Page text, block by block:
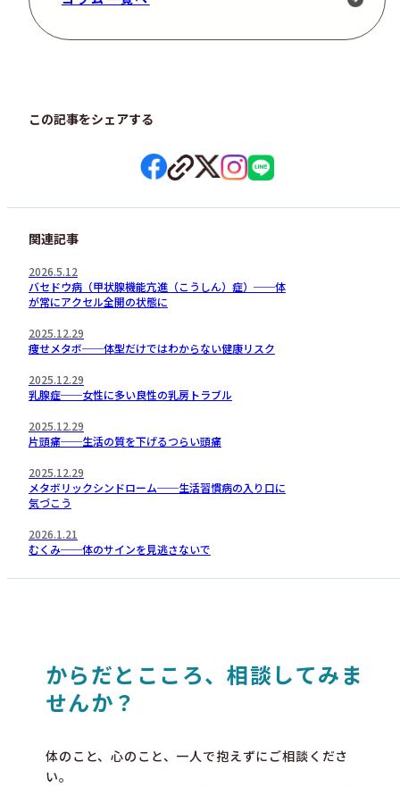
この記事をシェアする
関連記事
2026.5.12
バセドウ病（甲状腺機能亢進（こうしん）症）──体
が常にアクセル全開の状態に
2025.12.29
痩せメタボ──体型だけではわからない健康リスク
2025.12.29
乳腺症──女性に多い良性の乳房トラブル
2025.12.29
片頭痛──生活の質を下げるつらい頭痛
2025.12.29
メタボリックシンドローム──生活習慣病の入り口に
気づこう
2026.1.21
むくみ──体のサインを見逃さないで
からだとこころ、相談してみま
せんか？
体のこと、心のこと、一人で抱えずにご相談くださ
い。